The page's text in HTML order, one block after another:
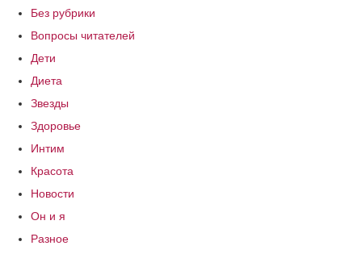
Без рубрики
Вопросы читателей
Дети
Диета
Звезды
Здоровье
Интим
Красота
Новости
Он и я
Разное